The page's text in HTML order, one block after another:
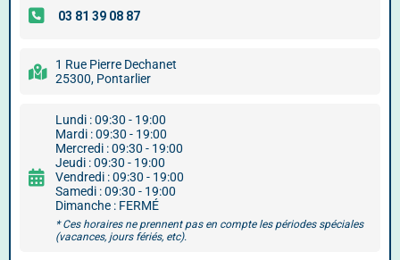
1 Rue Pierre Dechanet
25300, Pontarlier
Lundi : 09:30 - 19:00
Mardi : 09:30 - 19:00
Mercredi : 09:30 - 19:00
Jeudi : 09:30 - 19:00
Vendredi : 09:30 - 19:00
Samedi : 09:30 - 19:00
Dimanche : FERMÉ
* Ces horaires ne prennent pas en compte les périodes spéciales
(vacances, jours fériés, etc).